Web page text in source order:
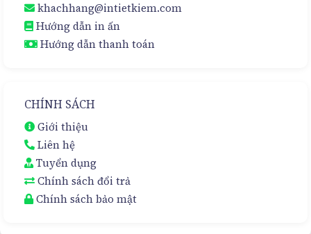
khachhang@intietkiem.com
Hướng dẫn in ấn
Hướng dẫn thanh toán
CHÍNH SÁCH
Giới thiệu
Liên hệ
Tuyển dụng
Chính sách đổi trả
Chính sách bảo mật